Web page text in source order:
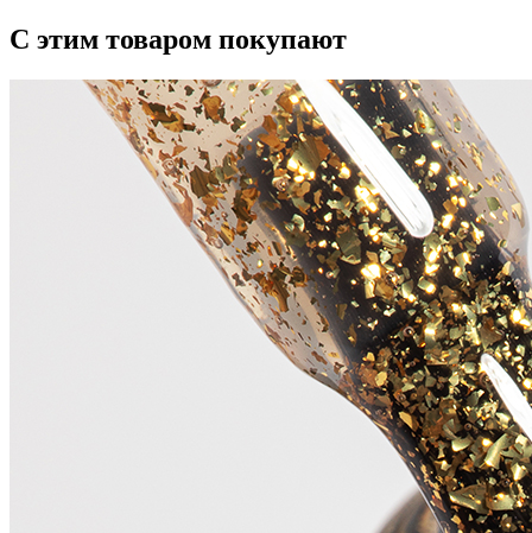
С этим товаром покупают